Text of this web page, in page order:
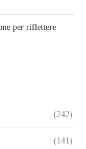
per riflettere
(242)
(141)